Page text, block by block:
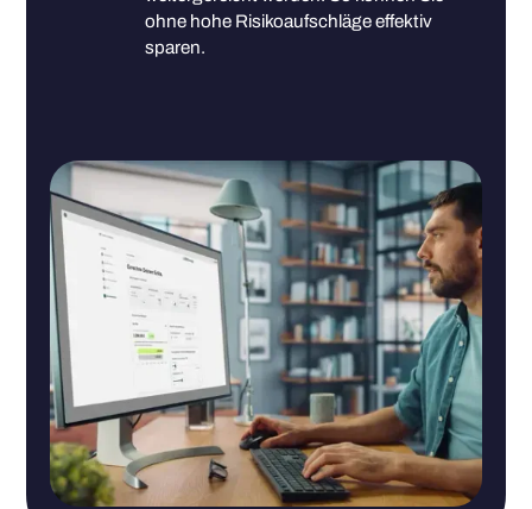
ohne hohe Risikoaufschläge effektiv
sparen.